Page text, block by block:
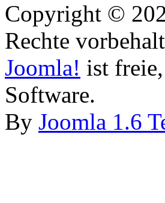
Copyright ©
Rechte
Joomla! ist
Software.
By Joomla 1.6